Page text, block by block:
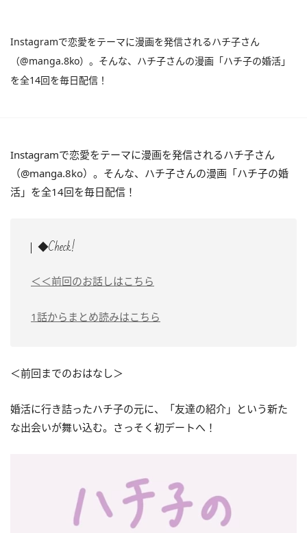
Instagramで恋愛をテーマに漫画を発信されるハチ子さん
（@manga.8ko）。そんな、ハチ子さんの漫画「ハチ子の婚活」
を全14回を毎日配信！
Instagramで恋愛をテーマに漫画を発信されるハチ子さん
（@manga.8ko）。そんな、ハチ子さんの漫画「ハチ子の婚
活」を全14回を毎日配信！
◆Check!
＜＜前回のお話しはこちら
1話からまとめ読みはこちら
＜前回までのおはなし＞
婚活に行き詰ったハチ子の元に、「友達の紹介」という新た
な出会いが舞い込む。さっそく初デートへ！